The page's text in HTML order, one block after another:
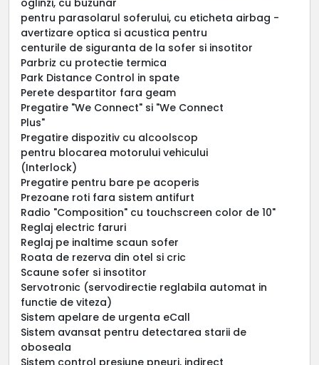
pentru parasolarul soferului, cu eticheta airbag -
avertizare optica si acustica pentru
centurile de siguranta de la sofer si insotitor
Parbriz cu protectie termica
Park Distance Control in spate
Perete despartitor fara geam
Pregatire "We Connect" si "We Connect
Plus"
Pregatire dispozitiv cu alcoolscop
pentru blocarea motorului vehicului
(Interlock)
Pregatire pentru bare pe acoperis
Prezoane roti fara sistem antifurt
Radio "Composition" cu touchscreen color de 10"
Reglaj electric faruri
Reglaj pe inaltime scaun sofer
Roata de rezerva din otel si cric
Scaune sofer si insotitor
Servotronic (servodirectie reglabila automat in
functie de viteza)
Sistem apelare de urgenta eCall
Sistem avansat pentru detectarea starii de
oboseala
Sistem control presiune pneuri, indirect